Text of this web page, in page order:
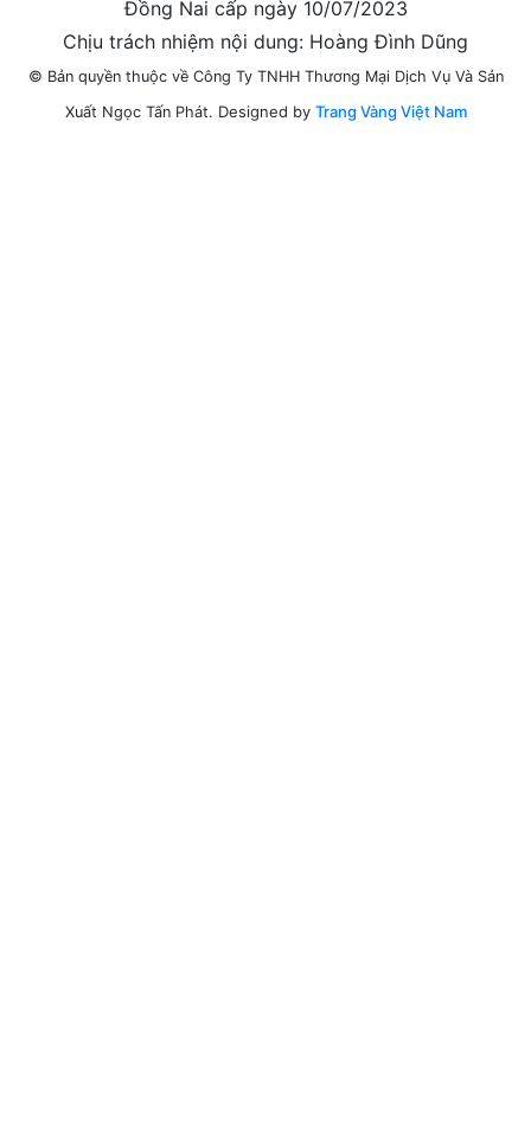
Đồng Nai cấp ngày 10/07/2023
Chịu trách nhiệm nội dung: Hoàng Đình Dũng
© Bản quyền thuộc về Công Ty TNHH Thương Mại Dịch Vụ Và Sản
Xuất Ngọc Tấn Phát. Designed by Trang Vàng Việt Nam